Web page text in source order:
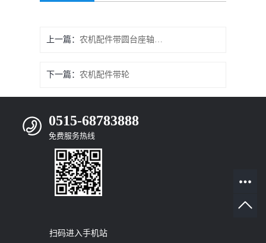
上一篇： 农机配件带圆台座轴承端盖
下一篇：农机配件带轮
0515-68783888
免费服务热线
扫码进入手机站